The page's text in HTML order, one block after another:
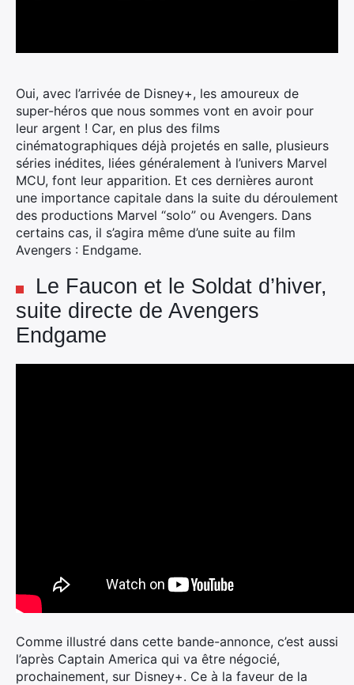
Oui, avec l’arrivée de Disney+, les amoureux de
super-héros que nous sommes vont en avoir pour
leur argent ! Car, en plus des films
cinématographiques déjà projetés en salle, plusieurs
séries inédites, liées généralement à l’univers Marvel
MCU, font leur apparition. Et ces dernières auront
une importance capitale dans la suite du déroulement
des productions Marvel “solo” ou Avengers. Dans
certains cas, il s’agira même d’une suite au film
Avengers : Endgame.
Le Faucon et le Soldat d’hiver,
suite directe de Avengers
Endgame
Comme illustré dans cette bande-annonce, c’est aussi
l’après Captain America qui va être négocié,
prochainement, sur Disney+. Ce à la faveur de la